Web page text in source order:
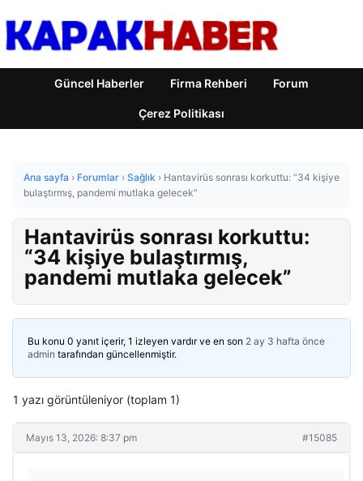
Güncel Haberler Firma Rehberi Forum
Çerez Politikası
Ana sayfa › Forumlar › Sağlık › Hantavirüs sonrası korkuttu: “34 kişiye
bulaştırmış, pandemi mutlaka gelecek”
Hantavirüs sonrası korkuttu:
“34 kişiye bulaştırmış,
pandemi mutlaka gelecek”
Bu konu 0 yanıt içerir, 1 izleyen vardır ve en son 2 ay 3 hafta önce
admin tarafından güncellenmiştir.
1 yazı görüntüleniyor (toplam 1)
Mayıs 13, 2026: 8:37 pm #15085